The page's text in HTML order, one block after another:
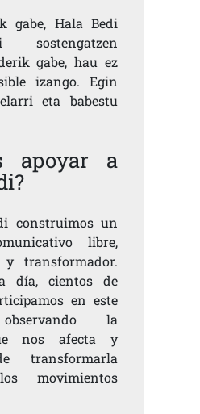
gabe, Hala Bedi
sostengatzen
gabe, hau ez
izango. Egin
eta babestu
apoyar a
construimos un
libre,
y transformador.
día, cientos de
en este
la
nos afecta y
transformarla
movimientos